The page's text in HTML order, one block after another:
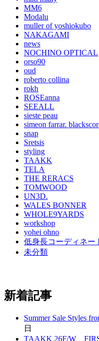
MM6
Modalu
muller of yoshiokubo
NAKAGAMI
news
NOCHINO OPTICAL
orso90
oud
roberto collina
rokh
ROSEanna
SEEALL
sieste peau
simeon farrar.
snap
Sretsis
styling
TAAKK
TELA
THE RERACS
TOMWOOD
UN3D.
WALES BONNER
WHOLE9YARDS
workshop
yohei ohno
低身長コーディネー
未分類
新着記事
Summer Sale Styles
日
TAAKK 26F/W